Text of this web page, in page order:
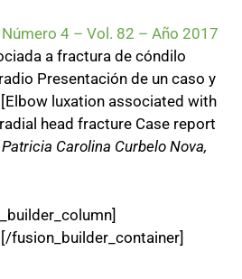
4 – Vol. 82 – Año 2017
a fractura de cóndilo
Presentación de un caso y
luxation associated with
head fracture Case report
Patricia Carolina Curbelo Nova,
fusion_builder_container]